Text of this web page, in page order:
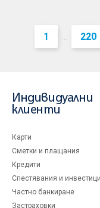
1 ... 220
Индивидуални
клиенти
Карти
Сметки и плащания
Кредити
Спестявания и
Частно банкиране
Застраховки